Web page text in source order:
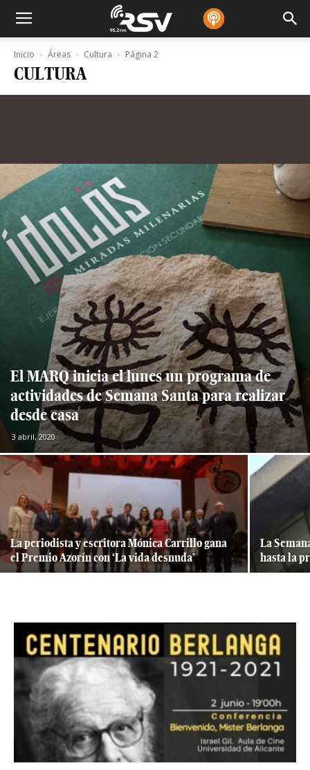
Inicio Áreas Cultura Página 2
CULTURA
El MARQ inicia el lunes un programa de
actividades de Semana Santa para realizar
desde casa
3 abril, 2020
La periodista y escritora Mónica Carrillo gana
el Premio Azorín con ‘La vida desnuda’
La
hasta la